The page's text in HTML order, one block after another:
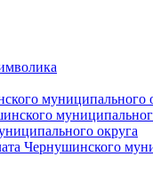
муниципального
округа
Чернушинского